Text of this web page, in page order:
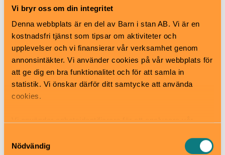
Vi bryr oss om din integritet
Denna webbplats är en del av Barn i stan AB. Vi är en
kostnadsfri tjänst som tipsar om aktiviteter och
upplevelser och vi finansierar vår verksamhet genom
annonsintäkter. Vi använder cookies på vår webbplats för
att ge dig en bra funktionalitet och för att samla in
statistik. Vi önskar därför ditt samtycke att använda
cookies.
samt tillhandahålla funktioner för sociala medier. Vi
Nödvändig
Hitta hit
Buss:
Buss 69 går från Centralen och Sergels torg till
hållplats Djurgårdsbron.
Buss 67 går från Karlaplan till hållplats Nordiska
museet/Vasamuseet.
Buss 76 går från Slussen till hållplats Djurgårdsbron.
museet.
Färja: